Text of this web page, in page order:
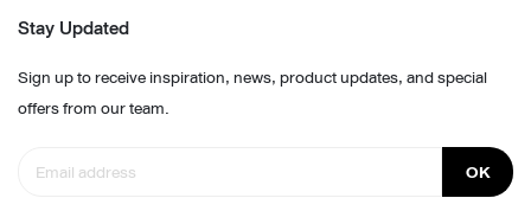
Stay Updated
Sign up to receive inspiration, news, product updates, and special
offers from our team.
OK